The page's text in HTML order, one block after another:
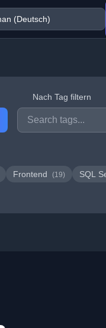
Nach Tag filtern
Frontend (19) SQL